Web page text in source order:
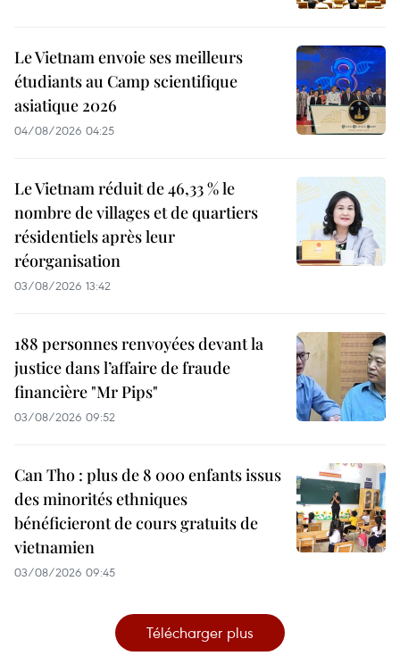
Le Vietnam envoie ses meilleurs
étudiants au Camp scientifique
asiatique 2026
04/08/2026 04:25
Le Vietnam réduit de 46,33 % le
nombre de villages et de quartiers
résidentiels après leur
réorganisation
03/08/2026 13:42
188 personnes renvoyées devant la
justice dans l’affaire de fraude
financière "Mr Pips"
03/08/2026 09:52
Can Tho : plus de 8 000 enfants issus
des minorités ethniques
bénéficieront de cours gratuits de
vietnamien
03/08/2026 09:45
Télécharger plus